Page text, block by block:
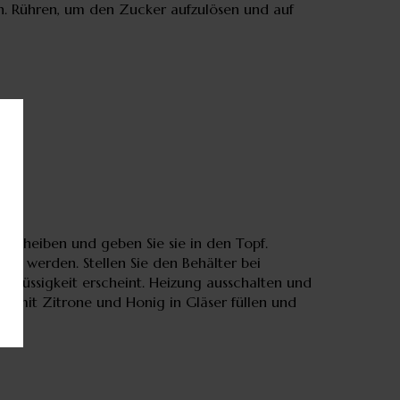
Rühren, um den Zucker aufzulösen und auf
und geben Sie sie in den Topf.
werden. Stellen Sie den Behälter bei
erscheint. Heizung ausschalten und
mit Zitrone und Honig in Gläser füllen und